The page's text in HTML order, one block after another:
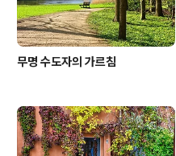
무명 수도자의 가르침